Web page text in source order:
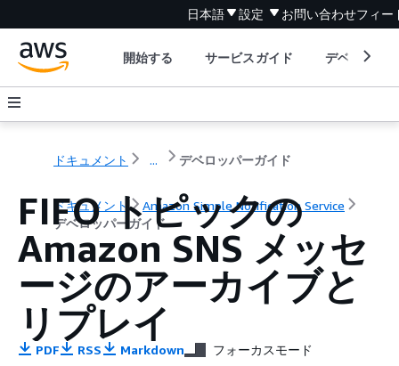
日本語 設定 お問い合わせフィー
開始する サービスガイド デベロッパ
ドキュメント ... デベロッパーガイド
ドキュメント
Amazon Simple Notification Service
デベロッパーガイド
FIFO トピックの
Amazon SNS メッセ
ージのアーカイブと
リプレイ
PDF RSS Markdown フォーカスモード